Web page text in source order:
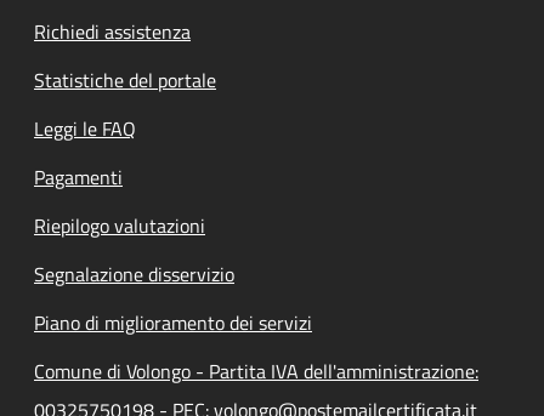
Richiedi assistenza
Statistiche del portale
Leggi le FAQ
Pagamenti
Riepilogo valutazioni
Segnalazione disservizio
Piano di miglioramento dei servizi
Comune di Volongo - Partita IVA dell'amministrazione:
00325750198 - PEC: volongo@postemailcertificata.it